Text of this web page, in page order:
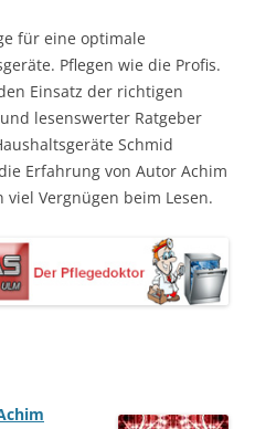
für eine optimale
Pflegen wie die Profis.
Einsatz der richtigen
lesenswerter Ratgeber
Schmid
Erfahrung von Autor Achim
Vergnügen beim Lesen.